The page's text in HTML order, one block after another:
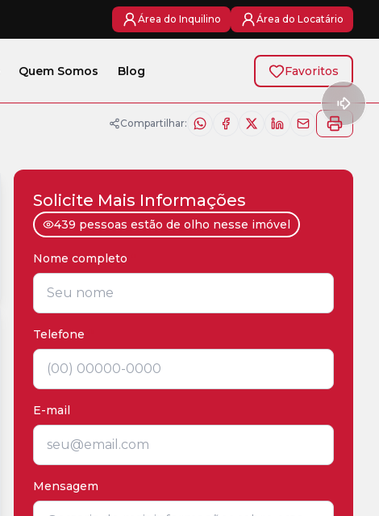
Área do Inquilino Área do Locatário
Quem Somos Blog Favoritos
Compartilhar:
Solicite Mais Informações
439 pessoas estão de olho nesse imóvel
Nome completo
Telefone
E-mail
Mensagem